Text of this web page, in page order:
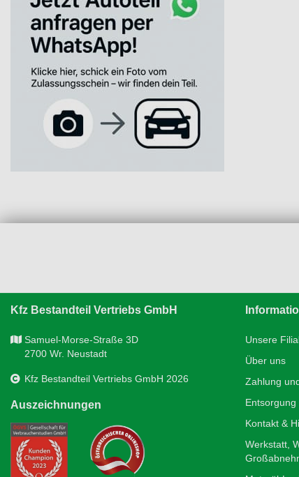
Kfz Bestandteil Vertriebs GmbH
Samuel-Morse-Straße 3D
2700 Wr. Neustadt
Kfz Bestandteil Vertriebs GmbH 2026
Auszeichnungen
Unsere
Über uns
Zahlung
Entsorgung
Kontakt &
Werkstatt,